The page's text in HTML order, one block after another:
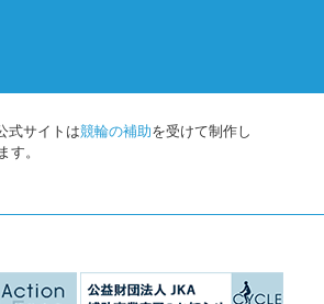
式サイトは競輪の補助を受けて制作し
す。